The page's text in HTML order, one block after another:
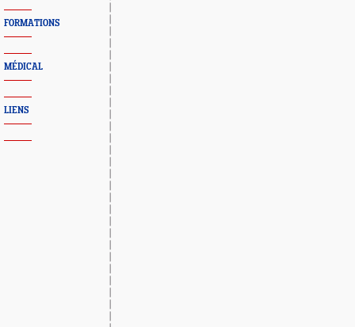
FORMATIONS
MÉDICAL
LIENS